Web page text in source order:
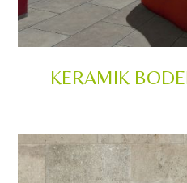
KERAMIK